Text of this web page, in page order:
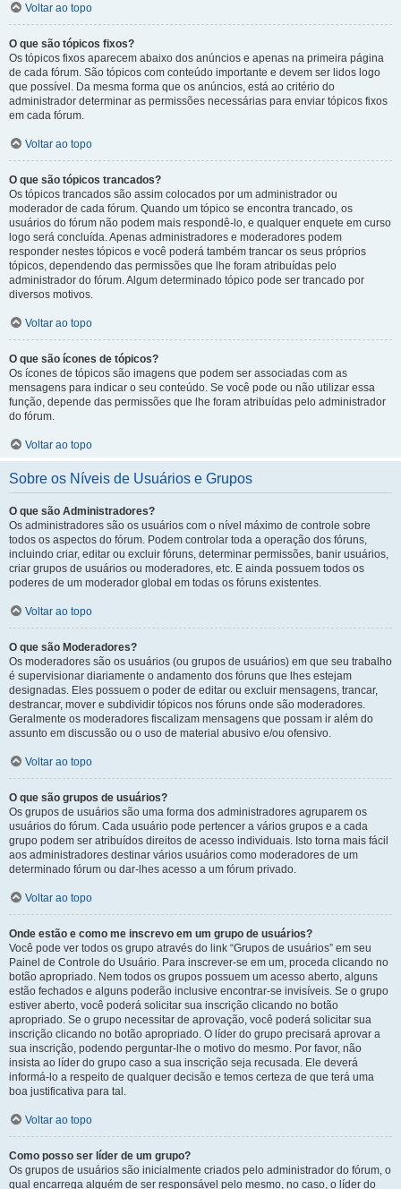
Voltar ao topo
O que são tópicos fixos?
Os tópicos fixos aparecem abaixo dos anúncios e apenas na primeira página
de cada fórum. São tópicos com conteúdo importante e devem ser lidos logo
que possível. Da mesma forma que os anúncios, está ao critério do
administrador determinar as permissões necessárias para enviar tópicos fixos
em cada fórum.
Voltar ao topo
O que são tópicos trancados?
Os tópicos trancados são assim colocados por um administrador ou
moderador de cada fórum. Quando um tópico se encontra trancado, os
usuários do fórum não podem mais respondê-lo, e qualquer enquete em curso
logo será concluída. Apenas administradores e moderadores podem
responder nestes tópicos e você poderá também trancar os seus próprios
tópicos, dependendo das permissões que lhe foram atribuídas pelo
administrador do fórum. Algum determinado tópico pode ser trancado por
diversos motivos.
Voltar ao topo
O que são ícones de tópicos?
Os ícones de tópicos são imagens que podem ser associadas com as
mensagens para indicar o seu conteúdo. Se você pode ou não utilizar essa
função, depende das permissões que lhe foram atribuídas pelo administrador
do fórum.
Voltar ao topo
Sobre os Níveis de Usuários e Grupos
O que são Administradores?
Os administradores são os usuários com o nível máximo de controle sobre
todos os aspectos do fórum. Podem controlar toda a operação dos fóruns,
incluindo criar, editar ou excluir fóruns, determinar permissões, banir usuários,
criar grupos de usuários ou moderadores, etc. E ainda possuem todos os
poderes de um moderador global em todas os fóruns existentes.
Voltar ao topo
O que são Moderadores?
Os moderadores são os usuários (ou grupos de usuários) em que seu trabalho
é supervisionar diariamente o andamento dos fóruns que lhes estejam
designadas. Eles possuem o poder de editar ou excluir mensagens, trancar,
destrancar, mover e subdividir tópicos nos fóruns onde são moderadores.
Geralmente os moderadores fiscalizam mensagens que possam ir além do
assunto em discussão ou o uso de material abusivo e/ou ofensivo.
Voltar ao topo
O que são grupos de usuários?
Os grupos de usuários são uma forma dos administradores agruparem os
usuários do fórum. Cada usuário pode pertencer a vários grupos e a cada
grupo podem ser atribuídos direitos de acesso individuais. Isto torna mais fácil
aos administradores destinar vários usuários como moderadores de um
determinado fórum ou dar-lhes acesso a um fórum privado.
Voltar ao topo
Onde estão e como me inscrevo em um grupo de usuários?
Você pode ver todos os grupo através do link “Grupos de usuários” em seu
Painel de Controle do Usuário. Para inscrever-se em um, proceda clicando no
botão apropriado. Nem todos os grupos possuem um acesso aberto, alguns
estão fechados e alguns poderão inclusive encontrar-se invisíveis. Se o grupo
estiver aberto, você poderá solicitar sua inscrição clicando no botão
apropriado. Se o grupo necessitar de aprovação, você poderá solicitar sua
inscrição clicando no botão apropriado. O líder do grupo precisará aprovar a
sua inscrição, podendo perguntar-lhe o motivo do mesmo. Por favor, não
insista ao líder do grupo caso a sua inscrição seja recusada. Ele deverá
informá-lo a respeito de qualquer decisão e temos certeza de que terá uma
boa justificativa para tal.
Voltar ao topo
Como posso ser líder de um grupo?
Os grupos de usuários são inicialmente criados pelo administrador do fórum, o
qual encarrega alguém de ser responsável pelo mesmo, no caso, o líder do